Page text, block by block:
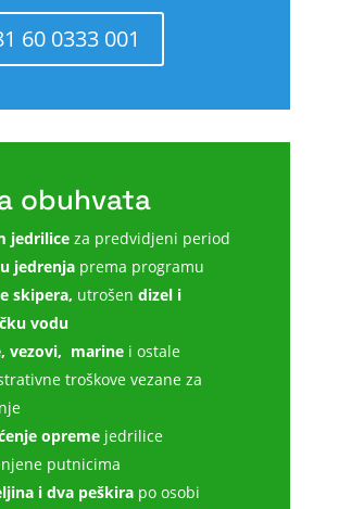
60 0333 001
obuhvata
jedriliceza predvidjeni period
jedrenjaprema programu
skipera, utrošen dizel i
vodu
vezovi, marinei ostale
troškove vezane za
opremejedrilice
putnicima
i dva peškirapo osobi